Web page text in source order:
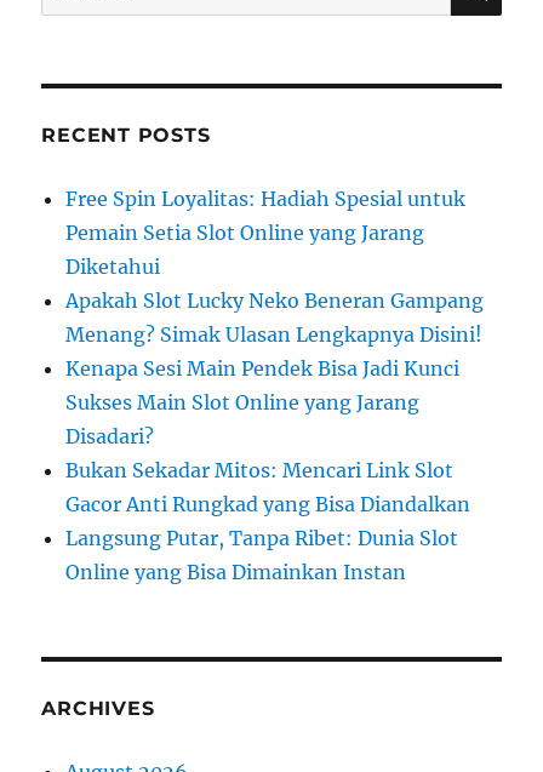
for:
RECENT POSTS
Free Spin Loyalitas: Hadiah Spesial untuk
Pemain Setia Slot Online yang Jarang
Diketahui
Apakah Slot Lucky Neko Beneran Gampang
Menang? Simak Ulasan Lengkapnya Disini!
Kenapa Sesi Main Pendek Bisa Jadi Kunci
Sukses Main Slot Online yang Jarang
Disadari?
Bukan Sekadar Mitos: Mencari Link Slot
Gacor Anti Rungkad yang Bisa Diandalkan
Langsung Putar, Tanpa Ribet: Dunia Slot
Online yang Bisa Dimainkan Instan
ARCHIVES